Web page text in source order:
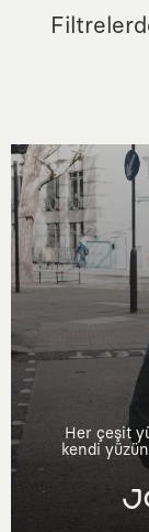
Her çeşit
kendi